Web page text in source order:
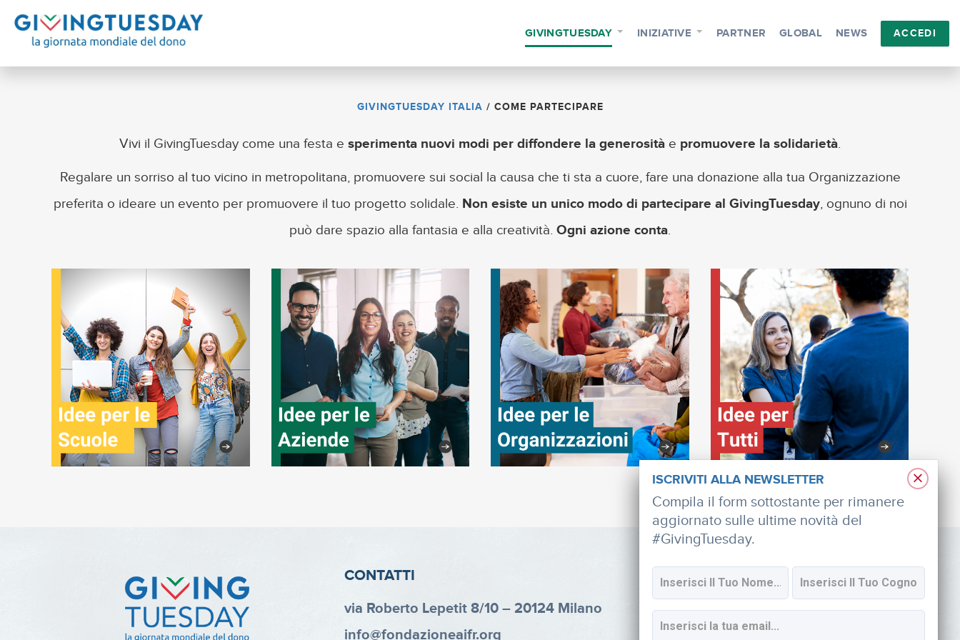
GIVINGTUESDAY INIZIATIVE PARTNER GLOBAL NEWS ACCEDI
GIVINGTUESDAY ITALIA / COME PARTECIPARE
Vivi il GivingTuesday come una festa e sperimenta nuovi modi per diffondere la generosità e promuovere la solidarietà.
Regalare un sorriso al tuo vicino in metropolitana, promuovere sui social la causa che ti sta a cuore, fare una donazione alla tua Organizzazione
preferita o ideare un evento per promuovere il tuo progetto solidale. Non esiste un unico modo di partecipare al GivingTuesday, ognuno di noi
può dare spazio alla fantasia e alla creatività. Ogni azione conta.
CONTATTI
via Roberto Lepetit 8/10 – 20124 Milano
info@fondazioneaifr.org
SOCIAL
×
ISCRIVITI ALLA NEWSLETTER
Compila il form sottostante per rimanere
aggiornato sulle ultime novità del
#GivingTuesday.